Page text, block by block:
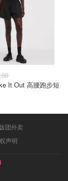
It Out 高腰跑步短
团外卖
声明